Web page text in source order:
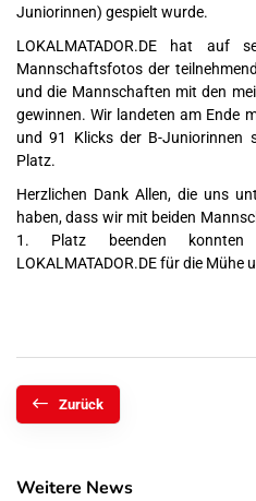
Juniorinnen) gespielt wurde.
LOKALMATADOR.DE hat auf
Mannschaftsfotos der
und die Mannschaften mit den
gewinnen. Wir landeten am Ende
und 91 Klicks der B-Juniorinnen
Platz.
Herzlichen Dank Allen, die uns
haben, dass wir mit beiden
1. Platz beenden
LOKALMATADOR.DE für die Mühe
Zurück
Weitere News